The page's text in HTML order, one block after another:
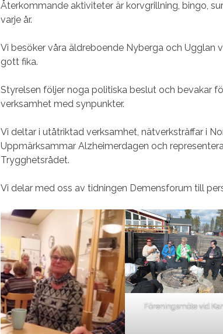
Återkommande aktiviteter är korvgrillning, bingo,
varje år.
Vi besöker våra äldreboende Nyberga och Ugglan
gott fika.
Styrelsen följer noga politiska beslut och bevakar
verksamhet med synpunkter.
Vi deltar i utåtriktad verksamhet, nätverksträffar i
Uppmärksammar Alzheimerdagen och
Trygghetsrådet.
Vi delar med oss av tidningen Demensforum till
Föreningsmöte vid